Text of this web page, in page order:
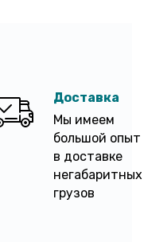
Доставка
Мы имеем
большой опыт
в доставке
негабаритных
грузов